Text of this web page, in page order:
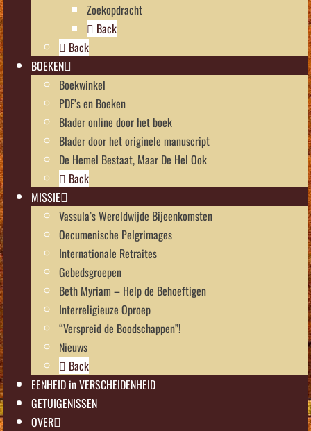
Zoekopdracht
Back
Back
BOEKEN
Boekwinkel
PDF’s en Boeken
Blader online door het boek
Blader door het originele manuscript
De Hemel Bestaat, Maar De Hel Ook
Back
MISSIE
Vassula’s Wereldwijde Bijeenkomsten
Oecumenische Pelgrimages
Internationale Retraites
Gebedsgroepen
Beth Myriam – Help de Behoeftigen
Interreligieuze Oproep
“Verspreid de Boodschappen”!
Nieuws
Back
EENHEID in VERSCHEIDENHEID
GETUIGENISSEN
OVER